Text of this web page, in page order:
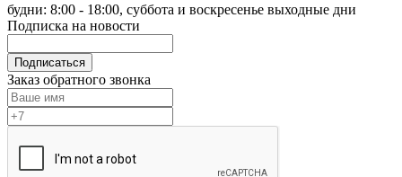
будни: 8:00 - 18:00, суббота и воскресенье выходные дни
Подписка на новости
Подписаться
Заказ обратного звонка